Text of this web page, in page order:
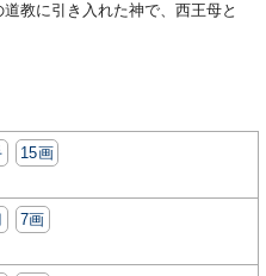
教に引き入れた神で、西王母と
15画
7画